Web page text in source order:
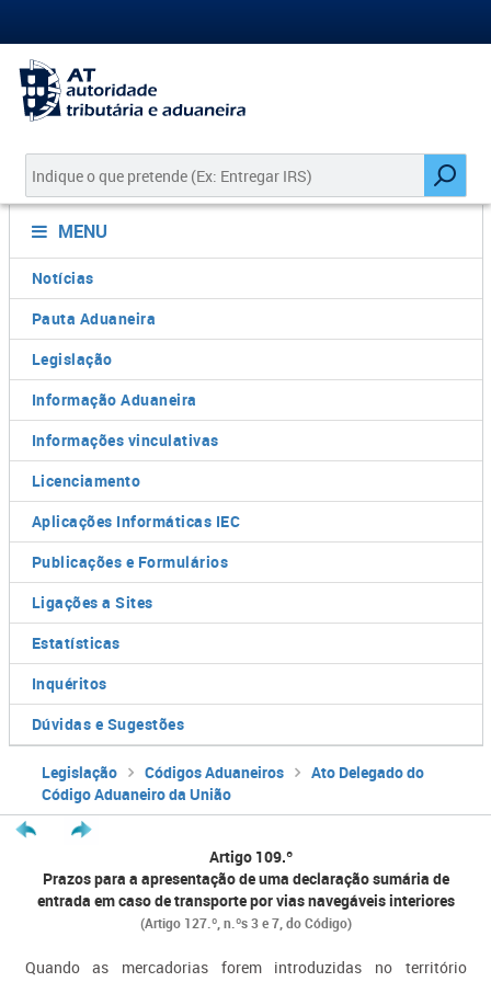
MENU
Notícias
Pauta Aduaneira
Legislação
Informação Aduaneira
Informações vinculativas
Licenciamento
Aplicações Informáticas IEC
Publicações e Formulários
Ligações a Sites
Estatísticas
Inquéritos
Dúvidas e Sugestões
Legislação Códigos Aduaneiros
Ato Delegado do
Código Aduaneiro da União
Artigo 109.º
Prazos para a apresentação de uma declaração sumária de
entrada em caso de transporte por vias navegáveis interiores
(Artigo 127.º, n.ºs 3 e 7, do Código)
Quando as mercadorias forem introduzidas no território